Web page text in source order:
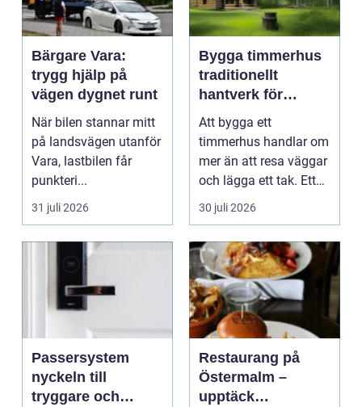
Bärgare Vara:
trygg hjälp på
vägen dygnet runt
När bilen stannar mitt
på landsvägen utanför
Vara, lastbilen får
punkteri...
31 juli 2026
Bygga timmerhus
traditionellt
hantverk för
moderna behov
Att bygga ett
timmerhus handlar om
mer än att resa väggar
och lägga ett tak. Ett
timmerhus är ett lå...
30 juli 2026
Passersystem
nyckeln till
tryggare och
Restaurang på
Östermalm –
upptäck